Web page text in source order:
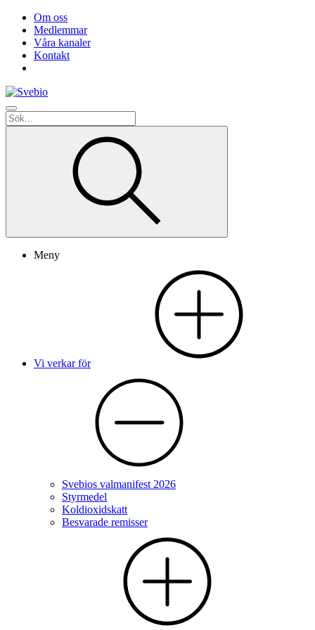
Om oss
Medlemmar
Våra kanaler
Kontakt
Meny
Vi verkar för
Svebios valmanifest 2026
Styrmedel
Koldioxidskatt
Besvarade remisser